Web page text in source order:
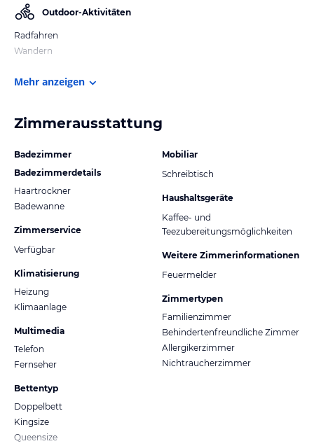
Outdoor-Aktivitäten
Radfahren
Wandern
Mehr anzeigen
Zimmerausstattung
Badezimmer
Badezimmerdetails
Haartrockner
Badewanne
Zimmerservice
Verfügbar
Klimatisierung
Heizung
Klimaanlage
Multimedia
Telefon
Fernseher
Bettentyp
Doppelbett
Kingsize
Queensize
Mobiliar
Schreibtisch
Haushaltsgeräte
Kaffee- und
Teezubereitungsmöglichkeiten
Weitere Zimmerinformationen
Feuermelder
Zimmertypen
Familienzimmer
Behindertenfreundliche Zimmer
Allergikerzimmer
Nichtraucherzimmer